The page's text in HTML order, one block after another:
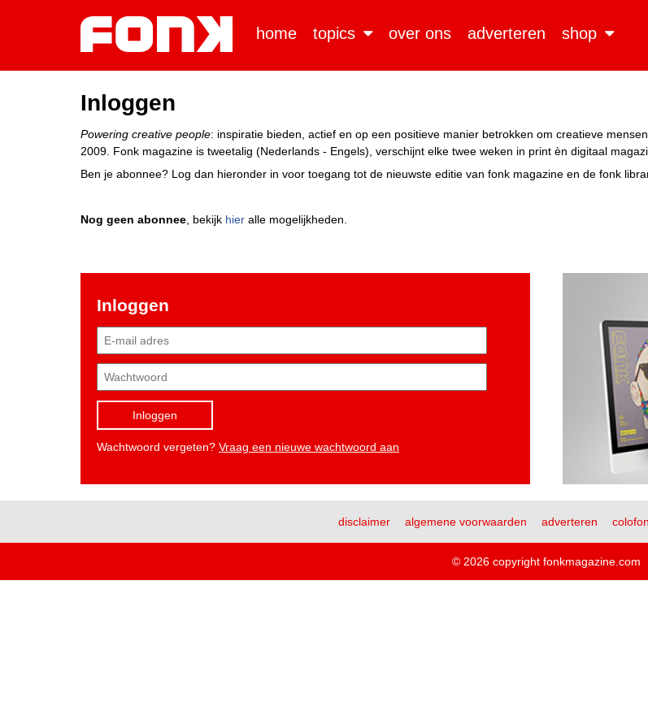
home topics over ons adverteren shop
Inloggen
Powering creative people: inspiratie bieden, actief en op een positieve manier betrokken om creatieve
2009. Fonk magazine is tweetalig (Nederlands - Engels), verschijnt elke twee weken in print èn digitaal
Ben je abonnee? Log dan hieronder in voor toegang tot de nieuwste editie van fonk magazine en de fonk
Nog geen abonnee , bekijk hier alle mogelijkheden.
Inloggen
Inloggen
Wachtwoord vergeten? Vraag een nieuwe wachtwoord aan
disclaimer algemene voorwaarden adverteren colofon
© 2026 copyright fonkmagazine.com